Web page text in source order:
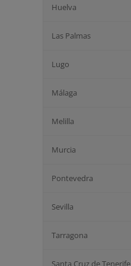
Huelva
Las Palmas
Lugo
Málaga
Melilla
Murcia
Pontevedra
Sevilla
Tarragona
Santa Cruz de Tenerife